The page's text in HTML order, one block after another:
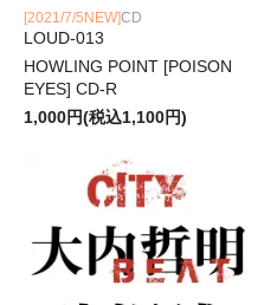
[2021/7/5NEW]CD
LOUD-013
HOWLING POINT [POISON
EYES] CD-R
1,000円(税込1,100円)